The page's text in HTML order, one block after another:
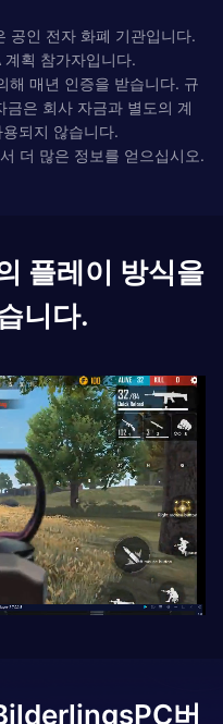
공인 전자 화폐 기관입니다.
계획 참가자입니다.
해 매년 인증을 받습니다. 규
은 회사 자금과 별도의 계
되지 않습니다.
더 많은 정보를 얻으십시오.
플레이 방식을
니다.
PC버